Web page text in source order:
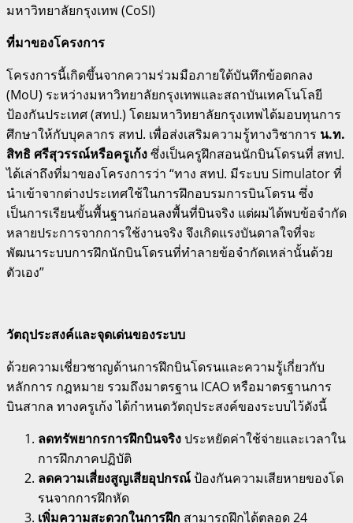
มหาวิทยาลัยกรุงเทพ (CoSI)
ที่มาของโครงการ
โครงการนี้เกิดขึ้นจากความร่วมมือภายใต้บันทึกข้อตกลง
(MoU) ระหว่างมหาวิทยาลัยกรุงเทพและสถาบันเทคโนโลยี
ป้องกันประเทศ (สทป.) โดยมหาวิทยาลัยกรุงเทพได้มอบทุนการ
ศึกษาให้กับบุคลากร สทป. เพื่อส่งเสริมความรู้ทางวิชาการ น.ท.
สิทธิ ศรีสุวรรณ์หรือครูเก้งซึ่งเป็นครูฝึกสอนนักบินโดรนที่ สทป.
ได้เล่าถึงที่มาของโครงการว่า “ทาง สทป. มีระบบ Simulator ที่
นำเข้าจากต่างประเทศใช้ในการฝึกอบรมการบินโดรน ซึ่ง
เป็นการเรียนขั้นพื้นฐานก่อนลงพื้นที่บินจริง แต่ผมได้พบข้อจำกัด
หลายประการจากการใช้งานจริง จึงเกิดแรงบันดาลใจที่จะ
พัฒนาระบบการฝึกนักบินโดรนที่ทำลายข้อจำกัดเหล่านั้นด้วย
ตัวเอง”
วัตถุประสงค์และจุดเด่นของระบบ
ด้วยความเชี่ยวชาญด้านการฝึกบินโดรนและความรู้เกี่ยวกับ
หลักการ กฎหมาย รวมถึงมาตรฐาน ICAO หรือมาตรฐานการ
บินสากล ทางครูเก้ง ได้กำหนดวัตถุประสงค์ของระบบไว้ดังนี้
ลดทรัพยากรการฝึกบินจริงประหยัดค่าใช้จ่ายและเวลาใน
การฝึกภาคปฏิบัติ
ลดความเสี่ยงสูญเสียอุปกรณ์ป้องกันความเสียหายของโด
รนจากการฝึกหัด
เพิ่มความสะดวกในการฝึก สามารถฝึกได้ตลอด 24